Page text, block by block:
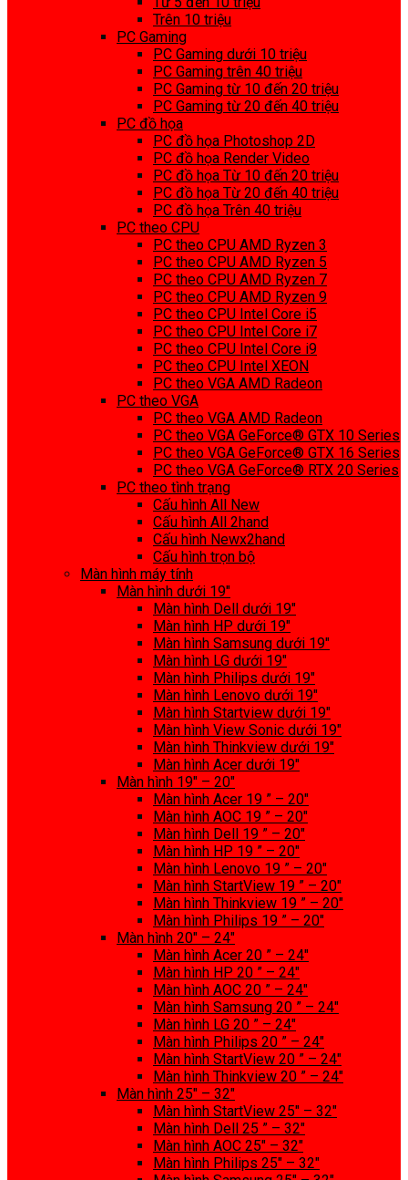
Trên 10 triệu
PC Gaming
PC Gaming dưới 10 triệu
PC Gaming trên 40 triệu
PC Gaming từ 10 đến 20 triệu
PC Gaming từ 20 đến 40 triệu
PC đồ họa
PC đồ họa Photoshop 2D
PC đồ họa Render Video
PC đồ họa Từ 10 đến 20 triệu
PC đồ họa Từ 20 đến 40 triệu
PC đồ họa Trên 40 triệu
PC theo CPU
PC theo CPU AMD Ryzen 3
PC theo CPU AMD Ryzen 5
PC theo CPU AMD Ryzen 7
PC theo CPU AMD Ryzen 9
PC theo CPU Intel Core i5
PC theo CPU Intel Core i7
PC theo CPU Intel Core i9
PC theo CPU Intel XEON
PC theo VGA AMD Radeon
PC theo VGA
PC theo VGA AMD Radeon
PC theo VGA GeForce® GTX 10 Series
PC theo VGA GeForce® GTX 16 Series
PC theo VGA GeForce® RTX 20 Series
PC theo tình trạng
Cấu hình All New
Cấu hình All 2hand
Cấu hình Newx2hand
Cấu hình trọn bộ
Màn hình máy tính
Màn hình dưới 19″
Màn hình Dell dưới 19″
Màn hình HP dưới 19″
Màn hình Samsung dưới 19″
Màn hình LG dưới 19″
Màn hình Philips dưới 19″
Màn hình Lenovo dưới 19″
Màn hình Startview dưới 19″
Màn hình View Sonic dưới 19″
Màn hình Thinkview dưới 19″
Màn hình Acer dưới 19″
Màn hình 19″ – 20″
Màn hình Acer 19 ” – 20″
Màn hình AOC 19 ” – 20″
Màn hình Dell 19 ” – 20″
Màn hình HP 19 ” – 20″
Màn hình Lenovo 19 ” – 20″
Màn hình StartView 19 ” – 20″
Màn hình Thinkview 19 ” – 20″
Màn hình Philips 19 ” – 20″
Màn hình 20″ – 24″
Màn hình Acer 20 ” – 24″
Màn hình HP 20 ” – 24″
Màn hình AOC 20 ” – 24″
Màn hình Samsung 20 ” – 24″
Màn hình LG 20 ” – 24″
Màn hình Philips 20 ” – 24″
Màn hình StartView 20 ” – 24″
Màn hình Thinkview 20 ” – 24″
Màn hình 25″ – 32″
Màn hình StartView 25″ – 32″
Màn hình Dell 25 ” – 32″
Màn hình AOC 25″ – 32″
Màn hình Philips 25″ – 32″